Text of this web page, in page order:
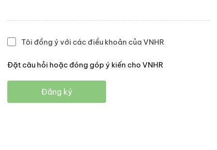
Tôi đồng ý với các điều khoản của VNHR
Đặt câu hỏi hoặc đóng góp ý kiến cho VNHR
Đăng ký